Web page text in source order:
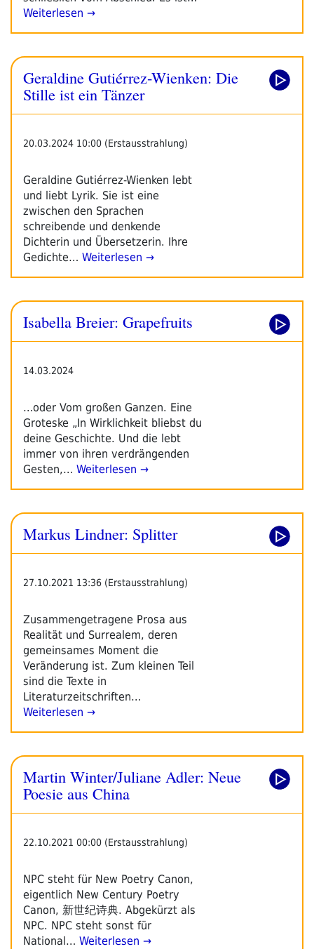
Weiterlesen →
Geraldine Gutiérrez-Wienken: Die
Stille ist ein Tänzer
20.03.2024 10:00 (Erstausstrahlung)
Geraldine Gutiérrez-Wienken lebt
und liebt Lyrik. Sie ist eine
zwischen den Sprachen
schreibende und denkende
Dichterin und Übersetzerin. Ihre
Gedichte… Weiterlesen →
Isabella Breier: Grapefruits
14.03.2024
…oder Vom großen Ganzen. Eine
Groteske „In Wirklichkeit bliebst du
deine Geschichte. Und die lebt
immer von ihren verdrängenden
Gesten,… Weiterlesen →
Markus Lindner: Splitter
27.10.2021 13:36 (Erstausstrahlung)
Zusammengetragene Prosa aus
Realität und Surrealem, deren
gemeinsames Moment die
Veränderung ist. Zum kleinen Teil
sind die Texte in
Literaturzeitschriften…
Weiterlesen →
Martin Winter/Juliane Adler: Neue
Poesie aus China
22.10.2021 00:00 (Erstausstrahlung)
NPC steht für New Poetry Canon,
eigentlich New Century Poetry
Canon, 新世纪诗典. Abgekürzt als
NPC. NPC steht sonst für
National… Weiterlesen →